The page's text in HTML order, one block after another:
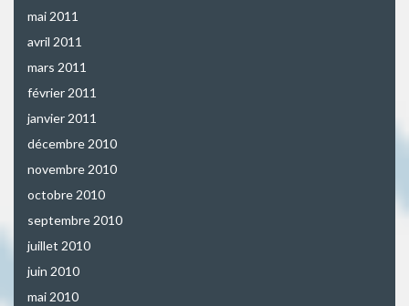
mai 2011
avril 2011
mars 2011
février 2011
janvier 2011
décembre 2010
novembre 2010
octobre 2010
septembre 2010
juillet 2010
juin 2010
mai 2010